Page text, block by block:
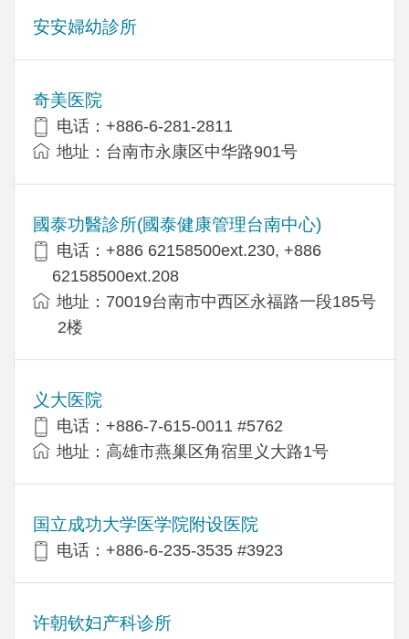
安安婦幼診所
奇美医院
电话：+886-6-281-2811
地址：台南市永康区中华路901号
國泰功醫診所(國泰健康管理台南中心)
电话：+886 62158500ext.230, +886
62158500ext.208
地址：70019台南市中西区永福路一段185号
2楼
义大医院
电话：+886-7-615-0011 #5762
地址：高雄市燕巢区角宿里义大路1号
国立成功大学医学院附设医院
电话：+886-6-235-3535 #3923
许朝钦妇产科诊所